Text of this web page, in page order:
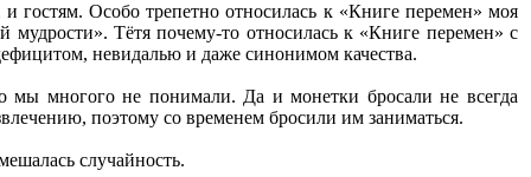
гостям. Особо трепетно относилась к «Книге перемен» моя
мудрости». Тётя почему-то относилась к «Книге перемен» с
невидалью и даже синонимом качества.
мы многого не понимали. Да и монетки бросали не всегда
поэтому со временем бросили им заниматься.
случайность.